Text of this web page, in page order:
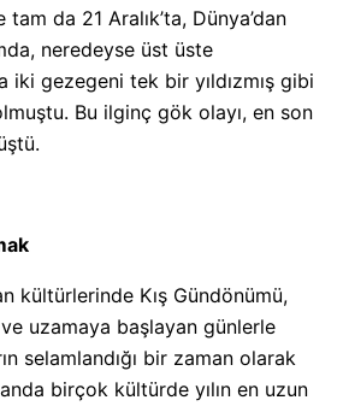
da 21 Aralık’ta, Dünya’dan
neredeyse üst üste
iki gezegeni tek bir yıldızmış gibi
Bu ilginç gök olayı, en son
kültürlerinde Kış Gündönümü,
uzamaya başlayan günlerle
selamlandığı bir zaman olarak
birçok kültürde yılın en uzun